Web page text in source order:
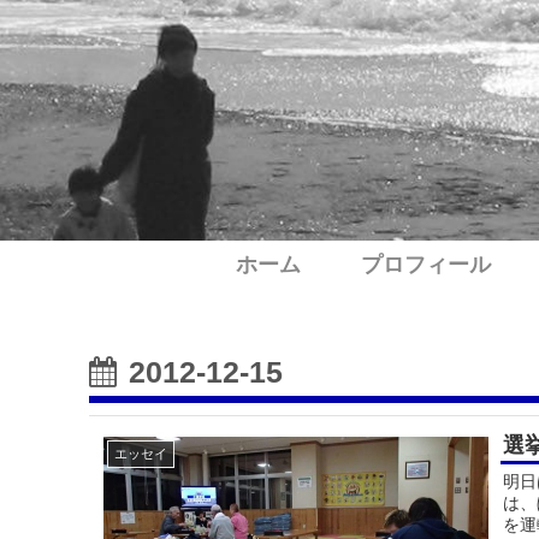
ホーム プロフィール
2012-12-15
エッセイ 選
明
は
を